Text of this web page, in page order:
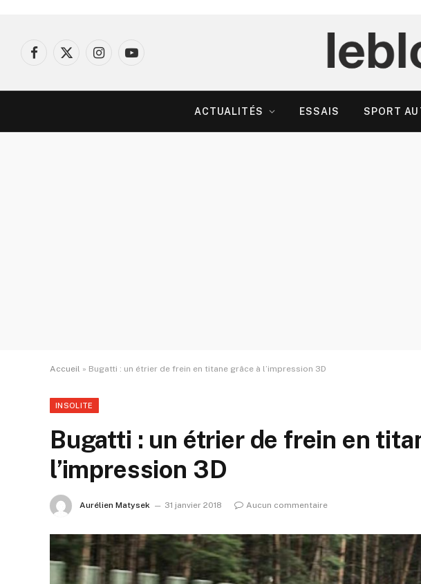
Facebook
X
InstagramYouTube
ACTUALITÉS ESSAIS SPORT
Accueil » Bugatti : un étrier de frein en titane grâce à l’impression 3D
INSOLITE
Bugatti : un étrier de frein en
l’impression 3D
Aurélien Matysek 31 janvier 2018 Aucun commentaire